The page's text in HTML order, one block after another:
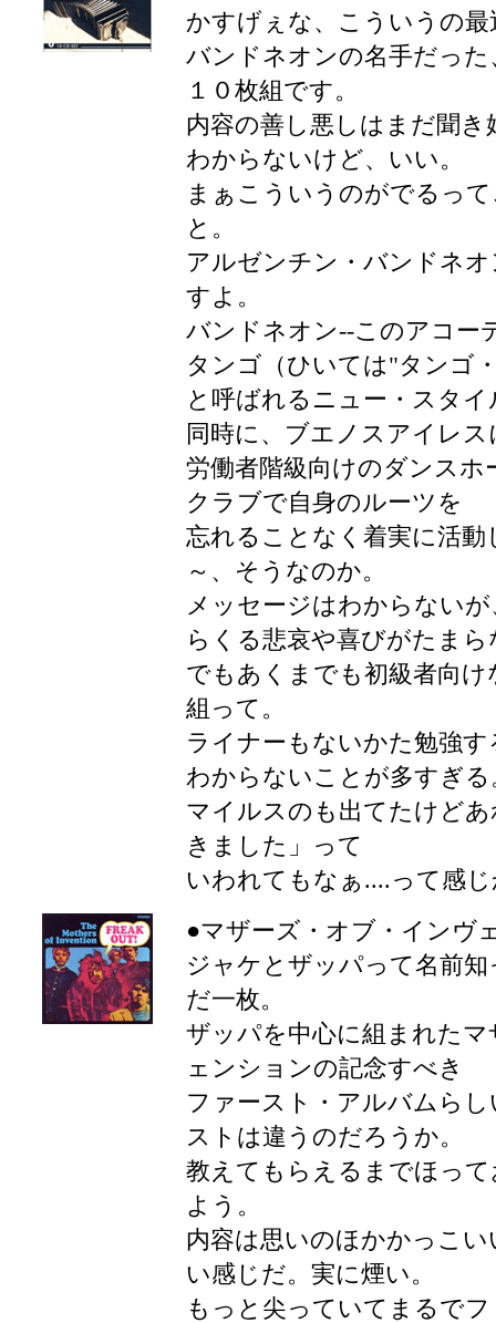
かすげぇな、こういうの最
バンドネオンの名手だっ
１０枚組です。
内容の善し悪しはまだ聞
わからないけど、いい。
まぁこういうのがでるっ
と。
アルゼンチン・バンドネ
すよ。
バンドネオン--このアコー
タンゴ（ひいては"タンゴ
と呼ばれるニュー・スタ
同時に、ブエノスアイレス
労働者階級向けのダンス
クラブで自身のルーツを
忘れることなく着実に活
～、そうなのか。
メッセージはわからない
らくる悲哀や喜びがたまら
でもあくまでも初級者向
組って。
ライナーもないかた勉強
わからないことが多すぎる
マイルスのも出てたけど
きました」って
いわれてもなぁ....って感
●マザーズ・オブ・インヴ
ジャケとザッパって名前
だ一枚。
ザッパを中心に組まれた
ェンションの記念すべき
ファースト・アルバムら
ストは違うのだろうか。
教えてもらえるまでほっ
よう。
内容は思いのほかかっこ
い感じだ。実に煙い。
もっと尖っていてまるで